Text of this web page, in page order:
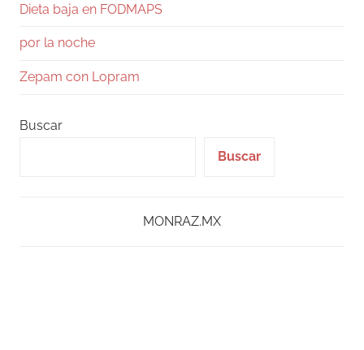
Dieta baja en FODMAPS
por la noche
Zepam con Lopram
Buscar
Buscar
MONRAZ.MX